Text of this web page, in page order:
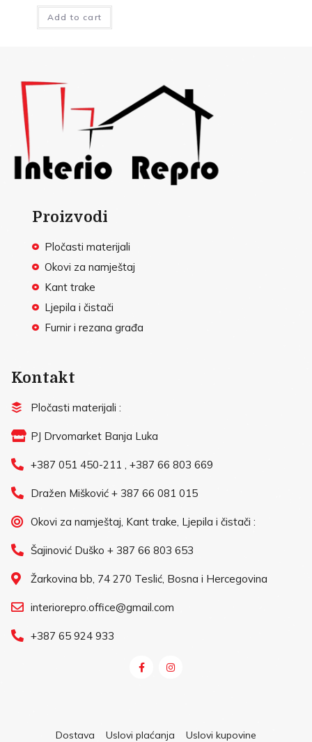
Add to cart
Proizvodi
Pločasti materijali
Okovi za namještaj
Kant trake
Ljepila i čistači
Furnir i rezana građa
Kontakt
Pločasti materijali :
PJ Drvomarket Banja Luka
+387 051 450-211 , +387 66 803 669
Dražen Mišković + 387 66 081 015
Okovi za namještaj, Kant trake, Ljepila i čistači :
Šajinović Duško + 387 66 803 653
Žarkovina bb, 74 270 Teslić, Bosna i Hercegovina
interiorepro.office@gmail.com
+387 65 924 933
Dostava Uslovi plaćanja Uslovi kupovine